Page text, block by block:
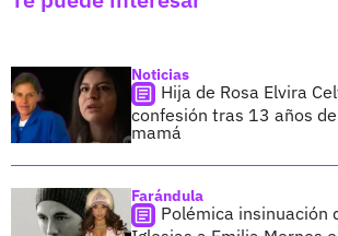
Noticias
Hija de Rosa Elvira
confesión tras 13 años
mamá
Farándula
Polémica insinuación